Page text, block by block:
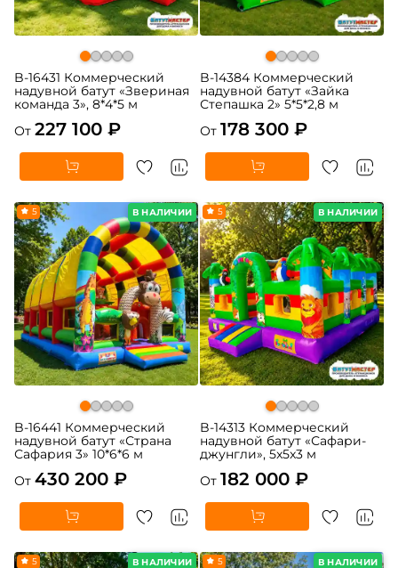
B-16431 Коммерческий
надувной батут «Звериная
команда 3», 8*4*5 м
От 227 100 ₽
B-14384 Коммерческий
надувной батут «Зайка
Степашка 2» 5*5*2,8 м
От 178 300 ₽
В НАЛИЧИИ
5
B-16441 Коммерческий
надувной батут «Страна
Сафария 3» 10*6*6 м
От 430 200 ₽
В НАЛИЧИИ
5
B-14313 Коммерческий
надувной батут «Сафари-
джунгли», 5x5x3 м
От 182 000 ₽
В НАЛИЧИИ
5 В НАЛИЧИИ
5